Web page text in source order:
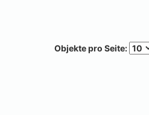
Objekte pro Seite: